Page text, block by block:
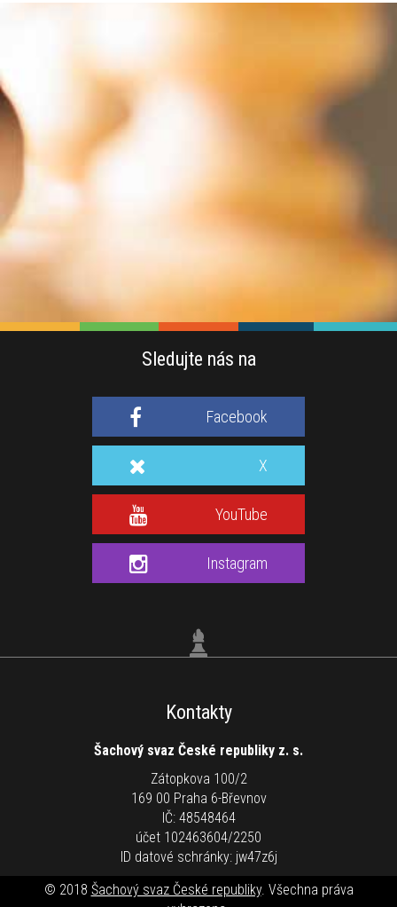
Sledujte nás na
Facebook
X
YouTube
Instagram
Kontakty
Šachový svaz České republiky z. s.
Zátopkova 100/2
169 00 Praha 6-Břevnov
IČ: 48548464
účet 102463604/2250
ID datové schránky: jw47z6j
© 2018 Šachový svaz České republiky. Všechna práva